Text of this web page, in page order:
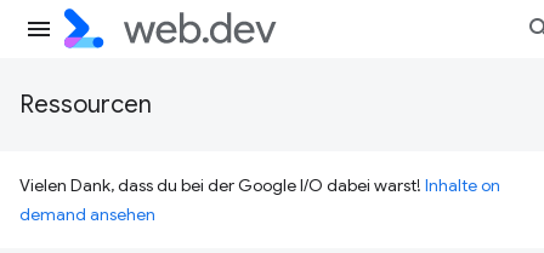
Ressourcen
Vielen Dank, dass du bei der Google I/O dabei warst! Inhalte on
demand ansehen